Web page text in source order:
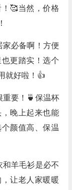
🥰当然，价格
家必备啊！方便
更踏实！选个
就好啦！👍
重要！🍵保温杯
晚上起来也能
颜值高、保温
和羊毛衫是必不
让老人家暖暖